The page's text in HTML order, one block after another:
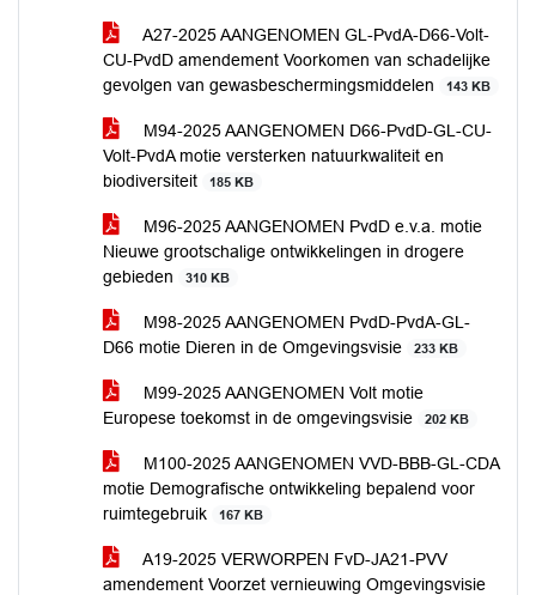
A27-2025 AANGENOMEN GL-PvdA-D66-Volt-
CU-PvdD amendement Voorkomen van schadelijke
gevolgen van gewasbeschermingsmiddelen
143 KB
M94-2025 AANGENOMEN D66-PvdD-GL-CU-
Volt-PvdA motie versterken natuurkwaliteit en
biodiversiteit
185 KB
M96-2025 AANGENOMEN PvdD e.v.a. motie
Nieuwe grootschalige ontwikkelingen in drogere
gebieden
310 KB
M98-2025 AANGENOMEN PvdD-PvdA-GL-
D66 motie Dieren in de Omgevingsvisie
233 KB
M99-2025 AANGENOMEN Volt motie
Europese toekomst in de omgevingsvisie
202 KB
M100-2025 AANGENOMEN VVD-BBB-GL-CDA
motie Demografische ontwikkeling bepalend voor
ruimtegebruik
167 KB
A19-2025 VERWORPEN FvD-JA21-PVV
amendement Voorzet vernieuwing Omgevingsvisie